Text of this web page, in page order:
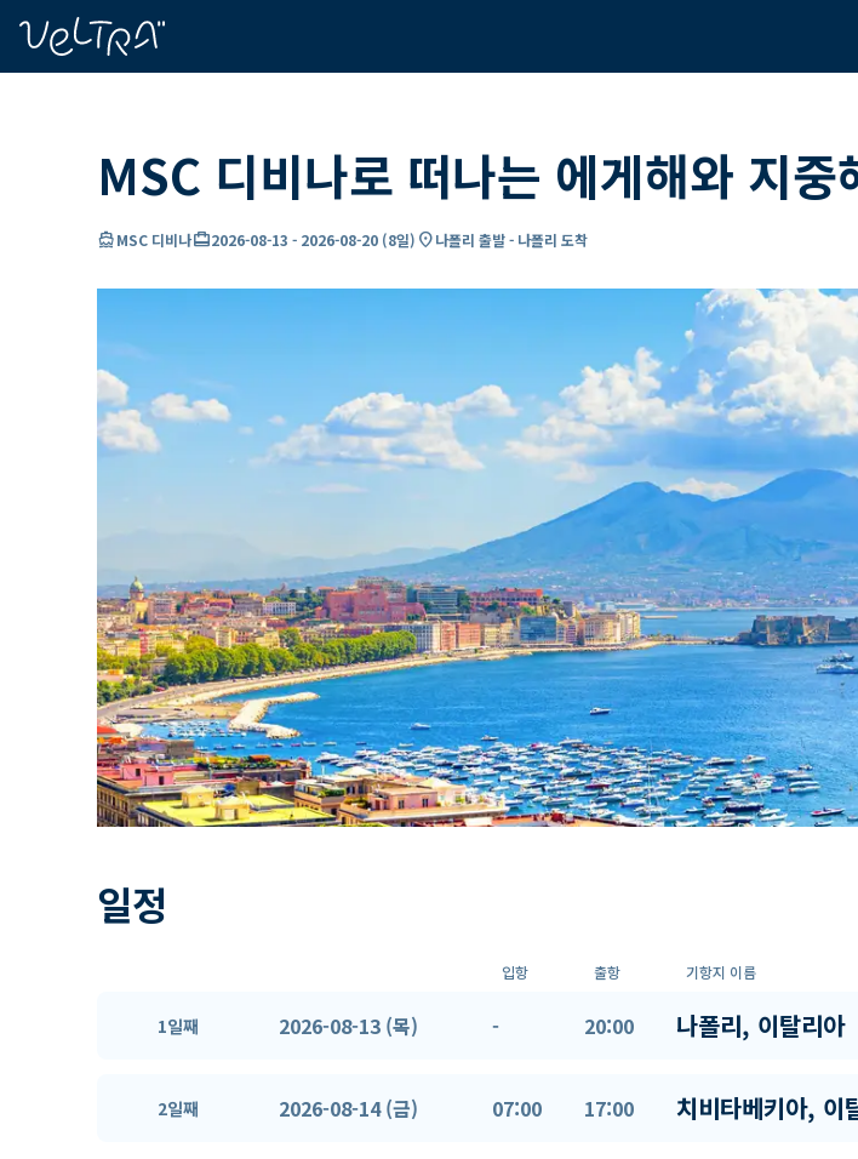
MSC 디비나로 떠나는 에게해와 지
directions_boatMSC 디비나card_travel2026-08-13 - 2026-08-20 (8일) location_on나폴리 출발 - 나폴리 도착
일정
입항 출항 기항지 이름
1일째 2026-08-13 (목) - 20:00 나폴리, 이탈리아
2일째 2026-08-14 (금) 07:00 17:00 치비타베키아, 이